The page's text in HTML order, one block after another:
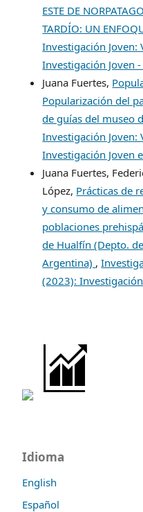
ESTE DE
TARDÍO: UN
Investigación Joven:
Investigación Joven -
Juana Fuertes,
Popularización del
de guías del museo
Investigación Joven:
Investigación Joven
Juana Fuertes,
López, Prácticas de
y consumo de
poblaciones
de Hualfín (Depto.
Argentina) ,
(2023): Investigación
Idioma
English
Español